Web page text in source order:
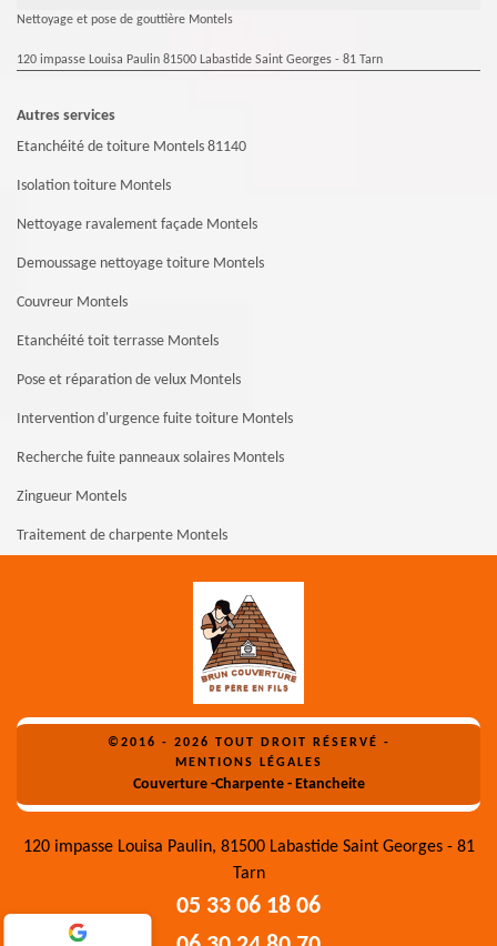
Nettoyage et pose de gouttière Montels
120 impasse Louisa Paulin 81500 Labastide Saint Georges - 81 Tarn
Autres services
Etanchéité de toiture Montels 81140
Isolation toiture Montels
Nettoyage ravalement façade Montels
Demoussage nettoyage toiture Montels
Couvreur Montels
Etanchéité toit terrasse Montels
Pose et réparation de velux Montels
Intervention d'urgence fuite toiture Montels
Recherche fuite panneaux solaires Montels
Zingueur Montels
Traitement de charpente Montels
©2016 - 2026 TOUT DROIT RÉSERVÉ -
MENTIONS LÉGALES
Couverture -Charpente - Etancheite
120 impasse Louisa Paulin, 81500 Labastide Saint Georges - 81
Tarn
05 33 06 18 06